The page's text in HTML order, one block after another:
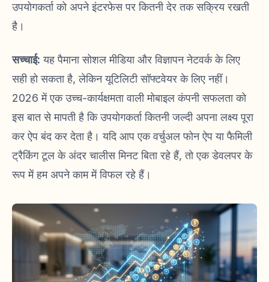
उपयोगकर्ता को अपने इंटरफेस पर कितनी देर तक सक्रिय रखती
है।
सच्चाई: यह पैमाना सोशल मीडिया और विज्ञापन नेटवर्क के लिए
सही हो सकता है, लेकिन यूटिलिटी सॉफ्टवेयर के लिए नहीं।
2026 में एक उच्च-कार्यक्षमता वाली मोबाइल कंपनी सफलता को
इस बात से मापती है कि उपयोगकर्ता कितनी जल्दी अपना लक्ष्य पूरा
कर ऐप बंद कर देता है। यदि आप एक वर्चुअल फोन ऐप या फैमिली
ट्रैकिंग टूल के अंदर चालीस मिनट बिता रहे हैं, तो एक डेवलपर के
रूप में हम अपने काम में विफल रहे हैं।